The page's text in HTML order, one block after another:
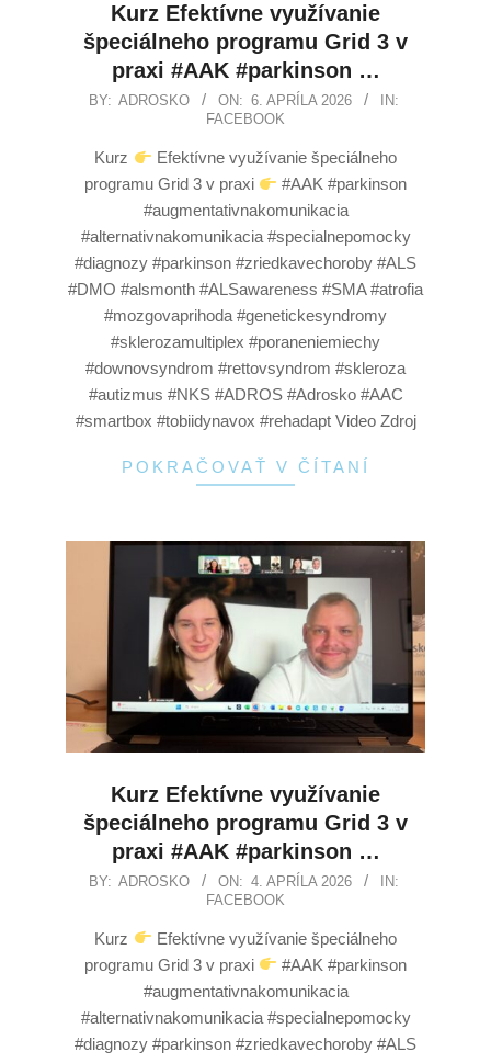
Kurz Efektívne využívanie
špeciálneho programu Grid 3 v
praxi #AAK #parkinson …
BY: ADROSKO ON: 6. APRÍLA 2026
IN:
FACEBOOK
Kurz
Efektívne využívanie špeciálneho
programu Grid 3 v praxi
#AAK #parkinson
#augmentativnakomunikacia
#alternativnakomunikacia #specialnepomocky
#diagnozy #parkinson #zriedkavechoroby #ALS
#DMO #alsmonth #ALSawareness #SMA #atrofia
#mozgovaprihoda #genetickesyndromy
#sklerozamultiplex #poraneniemiechy
#downovsyndrom #rettovsyndrom #skleroza
#autizmus #NKS #ADROS #Adrosko #AAC
#smartbox #tobiidynavox #rehadapt Video Zdroj
POKRAČOVAŤ V ČÍTANÍ
Kurz Efektívne využívanie
špeciálneho programu Grid 3 v
praxi #AAK #parkinson …
BY: ADROSKO ON: 4. APRÍLA 2026
IN:
FACEBOOK
Kurz
Efektívne využívanie špeciálneho
programu Grid 3 v praxi
#AAK #parkinson
#augmentativnakomunikacia
#alternativnakomunikacia #specialnepomocky
#diagnozy #parkinson #zriedkavechoroby #ALS